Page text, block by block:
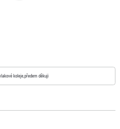
koleje,předem děkuji